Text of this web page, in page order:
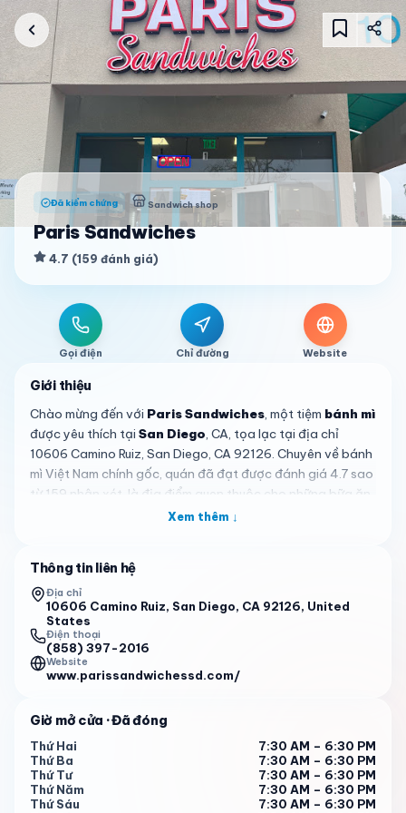
Đã kiểm chứng Sandwich shop
Paris Sandwiches
4.7 (159 đánh giá)
Gọi điện Chỉ đường Website
Giới thiệu
Chào mừng đến với Paris Sandwiches, một tiệm bánh mì
được yêu thích tại San Diego, CA, tọa lạc tại địa chỉ
10606 Camino Ruiz, San Diego, CA 92126. Chuyên về bánh
mì Việt Nam chính gốc, quán đã đạt được đánh giá 4.7 sao
từ 159 nhận xét, là địa điểm quen thuộc cho những bữa ăn
ngon và bổ dưỡng. Dù bạn là người địa phương hay du
Điểm nhấn của
biệt làBánh Mì Gà Nướng. Khách hàng khen ngợi ổ bánh
mì được nướng hoàn hảo—
mịn bên trong—không làm đau miệng. Nhân bánh được
cân đối tỉ mỉ, với gà nướng mềm, pate và rau chua, tạo nên
sự hài hòa hương vị trong mỗi miếng. Đối với biến thể độc
hoặc Bánh Mì Jambon với giá hợp lý $7.45, như các đánh
giá nhấn mạnh.
Tiệm ăn khiêm tốn này gợi nhớ không khí ấm cúng, giống
nơi các chú bác nghỉ hưu tụ tập uống cà phê, như khách
Xem thêm ↓
Thông tin liên hệ
Địa chỉ
10606 Camino Ruiz, San Diego, CA 92126, United
States
Điện thoại
(858) 397-2016
Website
www.parissandwichessd.com/
Giờ mở cửa · Đã đóng
Thứ Hai
7:30 AM – 6:30 PM
Thứ Ba
7:30 AM – 6:30 PM
Thứ Tư
7:30 AM – 6:30 PM
Thứ Năm
7:30 AM – 6:30 PM
Thứ Sáu
7:30 AM – 6:30 PM